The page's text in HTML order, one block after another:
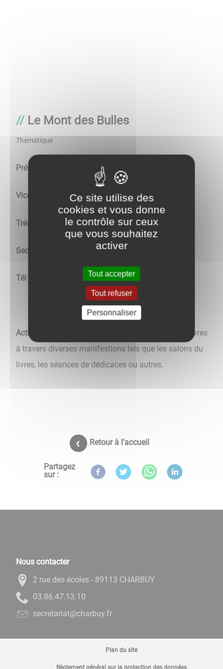
Le Mont des Bulles
Thématique
Président : Jean-Claude BERTRAND
Vice-Président : René MERCIER
Trésorier : Florance TULOUP
Secrétaire : Dominik VALLET
Tél : 06 45 92 64 90
Activités :
Promotion de la bande dessinée et des livres
à travers diverses manifestions tels que les salons du
livres, les séances de dédicaces ou autres.
Retour à l'accueil
Partagez
sur :
Nous contacter
2 rue des écoles - 89113 CHARBUY
01.31.74.68.30
rf.yubrahc@tairaterces
Plan du site
Règlement général sur la protection des données
Ce site utilise des
cookies et vous donne
le contrôle sur ceux
que vous souhaitez
activer
Tout accepter
Tout refuser
Personnaliser